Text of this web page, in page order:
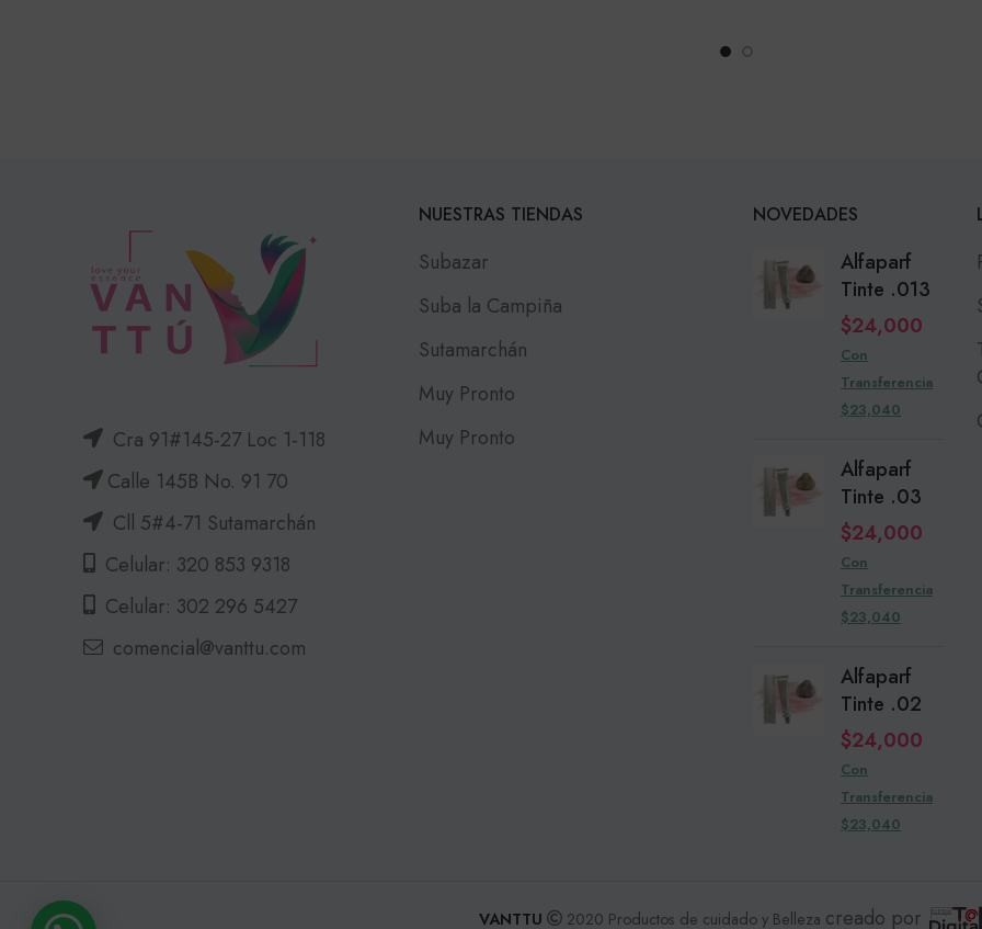
Cra 91#145-27 Loc 1-118
Calle 145B No. 91 70
Cll 5#4-71 Sutamarchán
Celular: 320 853 9318
Celular: 302 296 5427
comencial@vanttu.com
NUESTRAS TIENDAS
Subazar
Suba la Campiña
Sutamarchán
Muy Pronto
Muy Pronto
NOVEDADES
Alfaparf
Tinte .013
$24,000
Con
Transferencia
$23,040
Alfaparf
Tinte .03
$24,000
Con
Transferencia
$23,040
Alfaparf
Tinte .02
$24,000
Con
Transferencia
$23,040
VANTTU 2020 Productos de cuidado y Belleza creado por